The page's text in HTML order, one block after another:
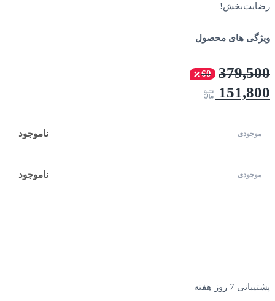
رضایت‌بخش!
ویژگی های محصول
379,500
60
151,800
ناموجود
ناموجود
پشتیبانی 7 روز هفته